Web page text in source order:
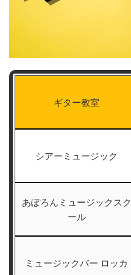
ギター教室
シアーミュージック
あぽろんミュージックスク
ール
ミュージックバー ロッカ